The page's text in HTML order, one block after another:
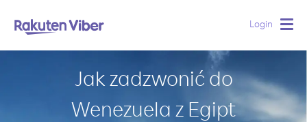
Login
Jak zadzwonić do
Wenezuela z Egipt